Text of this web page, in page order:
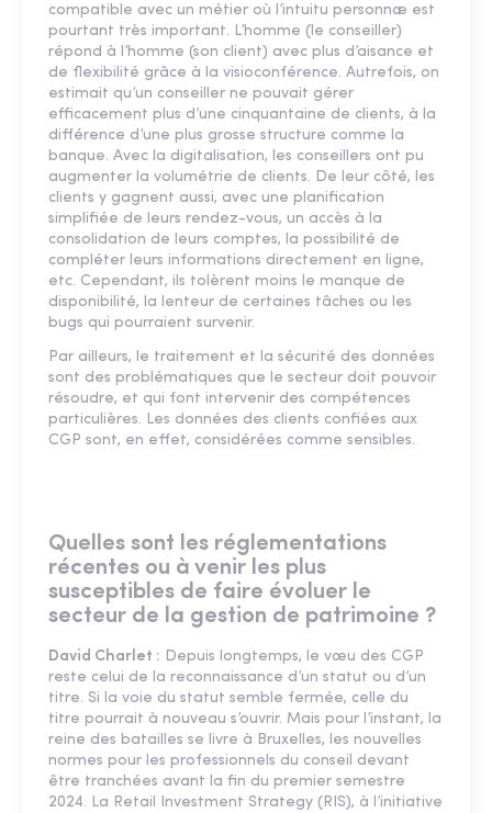
compatible avec un métier où l’intuitu personnæ est
pourtant très important. L’homme (le conseiller)
répond à l’homme (son client) avec plus d’aisance et
de flexibilité grâce à la visioconférence. Autrefois, on
estimait qu’un conseiller ne pouvait gérer
efficacement plus d’une cinquantaine de clients, à la
différence d’une plus grosse structure comme la
banque. Avec la digitalisation, les conseillers ont pu
augmenter la volumétrie de clients. De leur côté, les
clients y gagnent aussi, avec une planification
simplifiée de leurs rendez-vous, un accès à la
consolidation de leurs comptes, la possibilité de
compléter leurs informations directement en ligne,
etc. Cependant, ils tolèrent moins le manque de
disponibilité, la lenteur de certaines tâches ou les
bugs qui pourraient survenir.
Par ailleurs, le traitement et la sécurité des données
sont des problématiques que le secteur doit pouvoir
résoudre, et qui font intervenir des compétences
particulières. Les données des clients confiées aux
CGP sont, en effet, considérées comme sensibles.
Quelles sont les réglementations
récentes ou à venir les plus
susceptibles de faire évoluer le
secteur de la gestion de patrimoine ?
David Charlet : Depuis longtemps, le vœu des CGP
reste celui de la reconnaissance d’un statut ou d’un
titre. Si la voie du statut semble fermée, celle du
titre pourrait à nouveau s’ouvrir. Mais pour l’instant, la
reine des batailles se livre à Bruxelles, les nouvelles
normes pour les professionnels du conseil devant
être tranchées avant la fin du premier semestre
2024. La Retail Investment Strategy (RIS), à l’initiative